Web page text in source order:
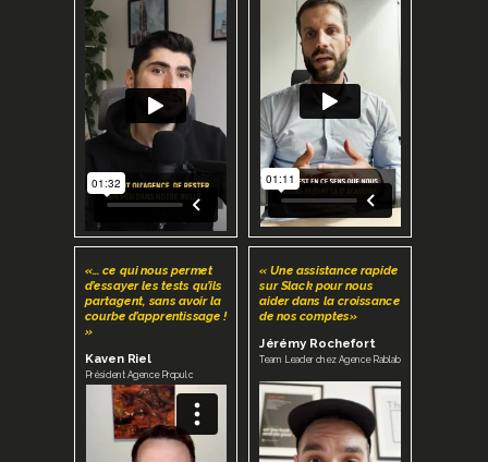
« Une assistance rapide
sur Slack pour nous
aider dans la croissance
de nos comptes»
Jérémy Rochefort
Team Leader chez Agence Rablab
«… ce qui nous permet
d’essayer les tests qu’ils
partagent, sans avoir la
courbe d’apprentissage !
»
Kaven Riel
Président Agence Propulc